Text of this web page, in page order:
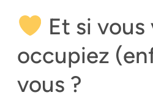
Et si vous
occupiez
vous ?